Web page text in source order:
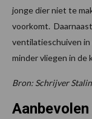
jonge dier niet te
voorkomt.
ventilatieschuiven
minder vliegen in de
Bron: Schrijver